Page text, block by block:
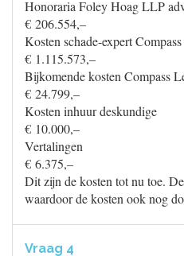
Honoraria Foley Hoag LLP
€ 206.554,–
Kosten schade-expert
€ 1.115.573,–
Bijkomende kosten Compass
€ 24.799,–
Kosten inhuur deskundige
€ 10.000,–
Vertalingen
€ 6.375,–
Dit zijn de kosten tot nu toe.
waardoor de kosten ook nog
Vraag 4